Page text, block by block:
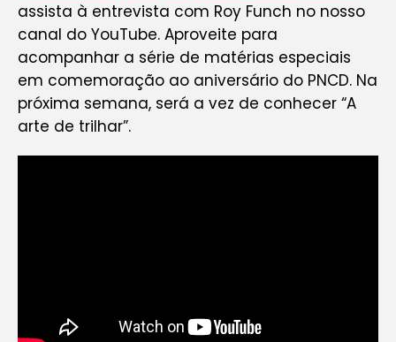
assista à entrevista com Roy Funch no nosso
canal do YouTube. Aproveite para
acompanhar a série de matérias especiais
em comemoração ao aniversário do PNCD. Na
próxima semana, será a vez de conhecer “A
arte de trilhar”.